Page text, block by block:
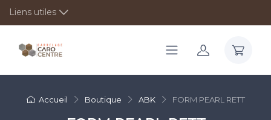
Liens utiles
Accueil Boutique ABK FORM PEARL RETT